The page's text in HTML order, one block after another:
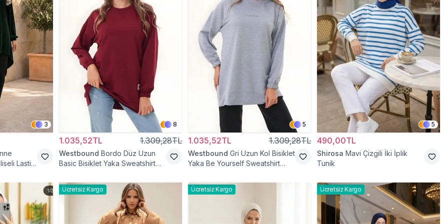
3
Lastik
8
1.035,52TL 1.309,28TL
Westbound Bordo Düz Uzun
Basic Bisiklet Yaka Sweatshirt
5
1.035,52TL 1.309,28TL
Westbound Gri Uzun Kol Bisiklet
Yaka Be Yourself Sweatshirt
5
490,00TL
Shirosa Mavi Çizgili İki İplik
Tunik
Ücretsiz Kargo Ücretsiz Kargo Ücretsiz Kargo